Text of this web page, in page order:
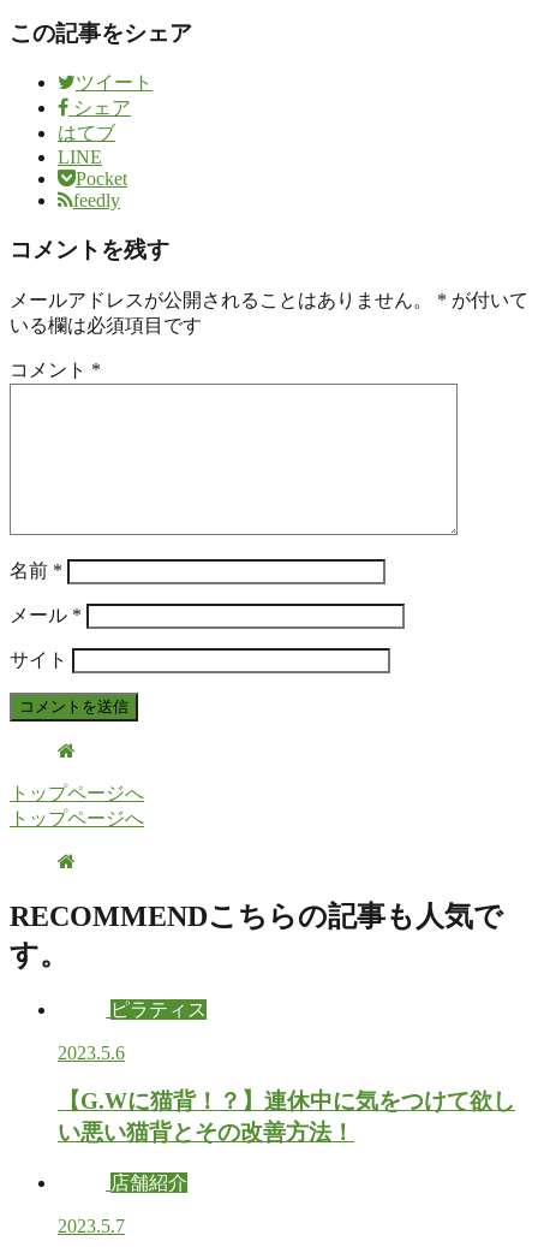
この記事をシェア
ツイート
シェア
はてブ
LINE
Pocket
feedly
コメントを残す
メールアドレスが公開されることはありません。 * が付いて
いる欄は必須項目です
コメント *
名前 *
メール *
サイト
トップページへ
トップページへ
RECOMMENDこちらの記事も人気で
す。
ピラティス
2023.5.6
【G.Wに猫背！？】連休中に気をつけて欲し
い悪い猫背とその改善方法！
店舗紹介
2023.5.7